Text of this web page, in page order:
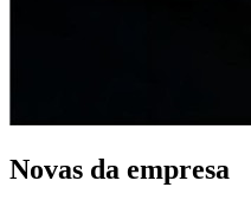
Novas da empresa